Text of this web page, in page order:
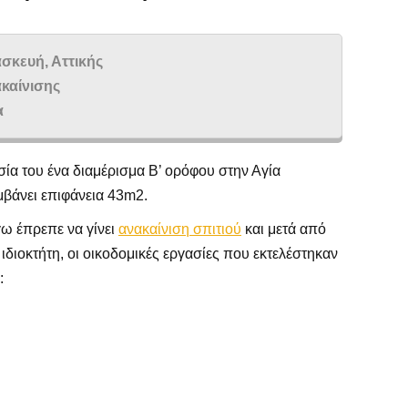
Αττικής
του ένα διαμέρισμα Β’ ορόφου στην Αγία
επιφάνεια 43m2.
έπρεπε να γίνει ανακαίνιση σπιτιού και μετά από
οι οικοδομικές εργασίες που εκτελέστηκαν